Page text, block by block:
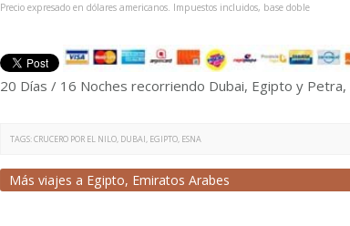
Precio expresado en dólares americanos. Impuestos incluidos, base doble
20 Días / 16 Noches recorriendo Dubai, Egipto y
TAGS:CRUCERO POR EL NILO, DUBAI, EGIPTO, ESNA
Más viajes a Egipto, Emiratos Arabes